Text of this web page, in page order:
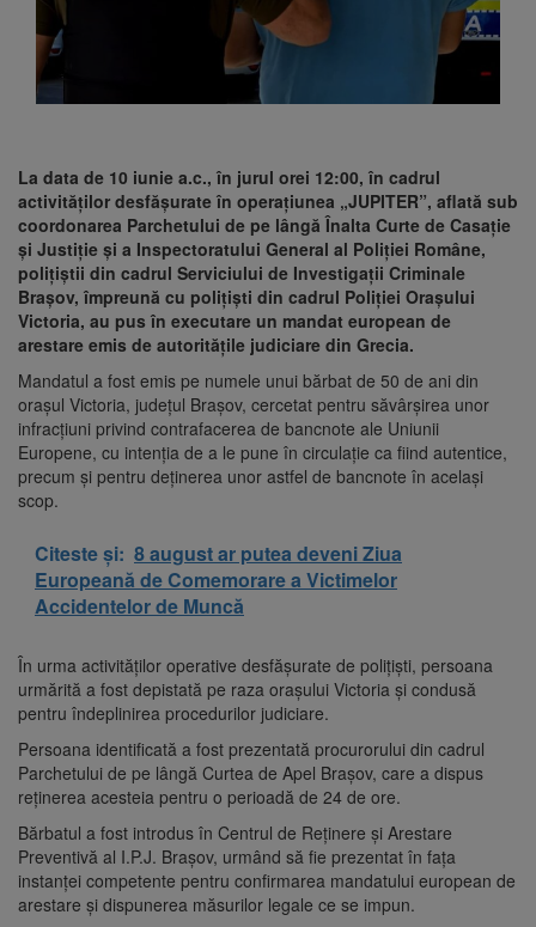
La data de 10 iunie a.c., în jurul orei 12:00, în cadrul
activităților desfășurate în operațiunea „JUPITER”, aflată sub
coordonarea Parchetului de pe lângă Înalta Curte de Casație
și Justiție și a Inspectoratului General al Poliției Române,
polițiștii din cadrul Serviciului de Investigații Criminale
Brașov, împreună cu polițiști din cadrul Poliției Orașului
Victoria, au pus în executare un mandat european de
arestare emis de autoritățile judiciare din Grecia.
Mandatul a fost emis pe numele unui bărbat de 50 de ani din
orașul Victoria, județul Brașov, cercetat pentru săvârșirea unor
infracțiuni privind contrafacerea de bancnote ale Uniunii
Europene, cu intenția de a le pune în circulație ca fiind autentice,
precum și pentru deținerea unor astfel de bancnote în același
scop.
Citeste și: 8 august ar putea deveni Ziua
Europeană de Comemorare a Victimelor
Accidentelor de Muncă
În urma activităților operative desfășurate de polițiști, persoana
urmărită a fost depistată pe raza orașului Victoria și condusă
pentru îndeplinirea procedurilor judiciare.
Persoana identificată a fost prezentată procurorului din cadrul
Parchetului de pe lângă Curtea de Apel Brașov, care a dispus
reținerea acesteia pentru o perioadă de 24 de ore.
Bărbatul a fost introdus în Centrul de Reținere și Arestare
Preventivă al I.P.J. Brașov, urmând să fie prezentat în fața
instanței competente pentru confirmarea mandatului european de
arestare și dispunerea măsurilor legale ce se impun.